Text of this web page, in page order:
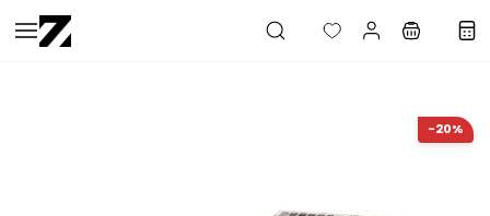
Saltar al
contenido
-20%